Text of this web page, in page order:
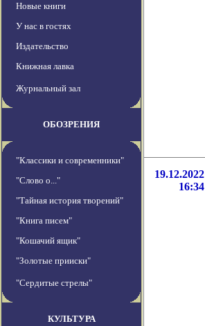
Новые книги
У нас в гостях
Издательство
Книжная лавка
Журнальный зал
ОБОЗРЕНИЯ
"Классики и современники"
"Слово о..."
"Тайная история творений"
"Книга писем"
"Кошачий ящик"
"Золотые прииски"
"Сердитые стрелы"
КУЛЬТУРА
19.12.2022
16:34